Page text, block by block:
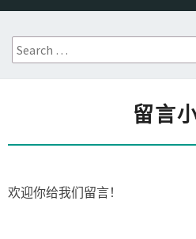
Search
for:
言
本
留言
欢迎你给我们留言！